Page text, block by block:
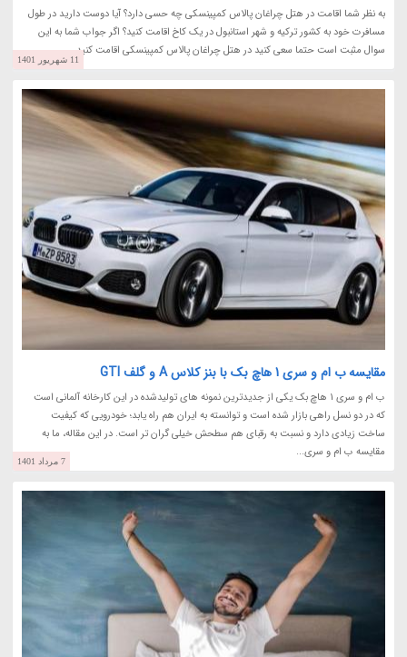
به نظر شما اقامت در هتل چراغان پالاس کمپینسکی چه حسی دارد؟ آیا دوست دارید در طول
مسافرت خود به کشور ترکیه و شهر استانبول در یک کاخ اقامت کنید؟ اگر جواب شما به این
سوال مثبت است حتما سعی کنید در هتل چراغان پالاس کمپینسکی اقامت کنید.
11 شهریور 1401
مقایسه ب ام و سری 1 هاچ بک با بنز کلاس A و گلف GTI
ب ام و سری 1 هاچ بک یکی از جدیدترین نمونه های تولیدشده در این کارخانه آلمانی است
که در دو نسل راهی بازار شده است و توانسته به ایران هم راه یابد؛ خودرویی که کیفیت
ساخت زیادی دارد و نسبت به رقبای هم سطحش خیلی گران تر است. در این مقاله، ما به
مقایسه ب ام و سری...
7 مرداد 1401